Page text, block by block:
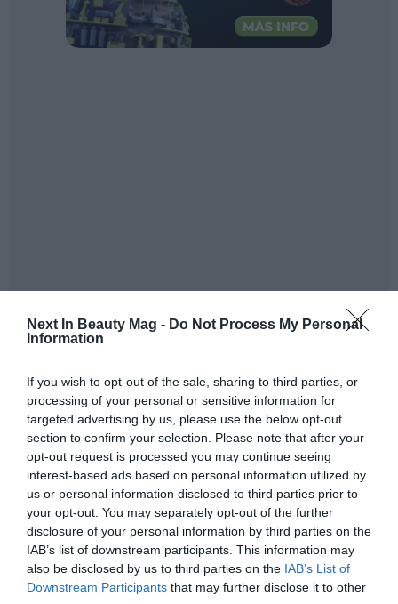
Next In Beauty Mag - Do Not Process My Personal
Information
If you wish to opt-out of the sale, sharing to third parties, or
processing of your personal or sensitive information for
targeted advertising by us, please use the below opt-out
section to confirm your selection. Please note that after your
opt-out request is processed you may continue seeing
interest-based ads based on personal information utilized by
us or personal information disclosed to third parties prior to
your opt-out. You may separately opt-out of the further
disclosure of your personal information by third parties on the
IAB’s list of downstream participants. This information may
also be disclosed by us to third parties on the IAB’s List of
Downstream Participants that may further disclose it to other
Compromiso con la sostenibilidad: cápsulas
biodegradables. CPL Aromas ha desarrollado cápsulas
biodegradables que se descomponen de manera
natural en el medio ambiente. Esta innovación permite
a los usuarios disfrutar de fragancias de alto
rendimiento sin sacrificar sus valores ecológicos. La
tecnología responde a la creciente demanda de
alternativas verdes y responsables en el cuidado
personal y los productos para el hogar.
Certificación Halal: una apuesta por la inclusión